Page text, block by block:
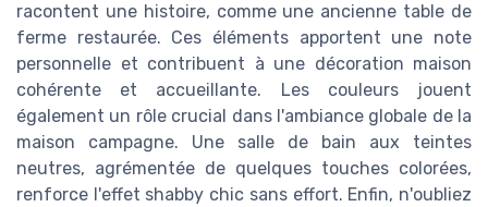
racontent une histoire, comme une ancienne table de
ferme restaurée. Ces éléments apportent une note
personnelle et contribuent à une décoration maison
cohérente et accueillante. Les couleurs jouent
également un rôle crucial dans l'ambiance globale de la
maison campagne. Une salle de bain aux teintes
neutres, agrémentée de quelques touches colorées,
renforce l'effet shabby chic sans effort. Enfin, n'oubliez